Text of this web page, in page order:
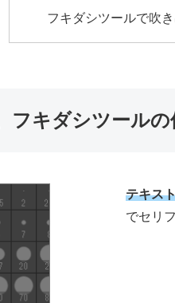
フキダシツールで吹
フキダシツールの
テキス
でセリ